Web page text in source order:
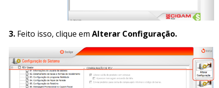
3. Feito isso, clique em Alterar Configuração.